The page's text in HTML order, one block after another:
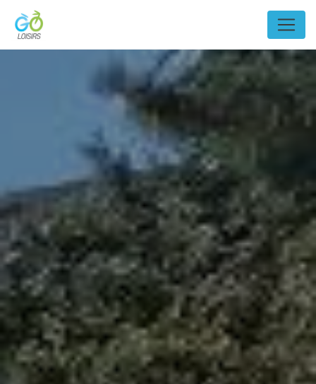
Panneau de gestion des cookies